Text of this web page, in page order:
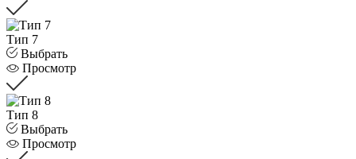
Тип 7
Выбрать
Просмотр
Тип 8
Выбрать
Просмотр